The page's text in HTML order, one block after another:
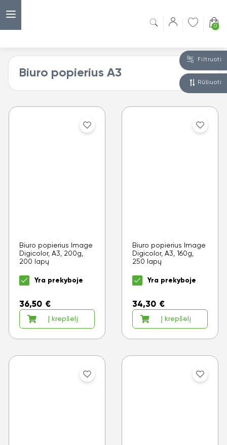
0
Filtruoti
Rūšiuoti
Biuro popierius A3
Biuro popierius Image
Digicolor, A3, 200g,
200 lapų
Yra prekyboje
36,50 €
Į krepšelį
Biuro popierius Image
Digicolor, A3, 160g,
250 lapų
Yra prekyboje
34,30 €
Į krepšelį